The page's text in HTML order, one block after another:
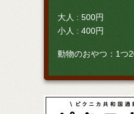
大人 : 500円
小人 : 400円
動物のおやつ：1つ